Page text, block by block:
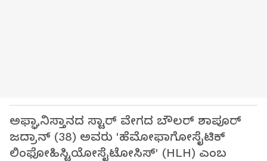
ಅಫ್ಘಾನಿಸ್ತಾನದ ಸ್ಟಾರ್ ವೇಗದ ಬೌಲರ್ ಶಾಪೂರ್
ಜದ್ರಾನ್ (38) ಅವರು 'ಹೆಮೋಫಾಗೋಸೈಟಿಕ್
ಲಿಂಫೋಹಿಸ್ಟಿಯೋಸೈಟೋಸಿಸ್' (HLH) ಎಂಬ